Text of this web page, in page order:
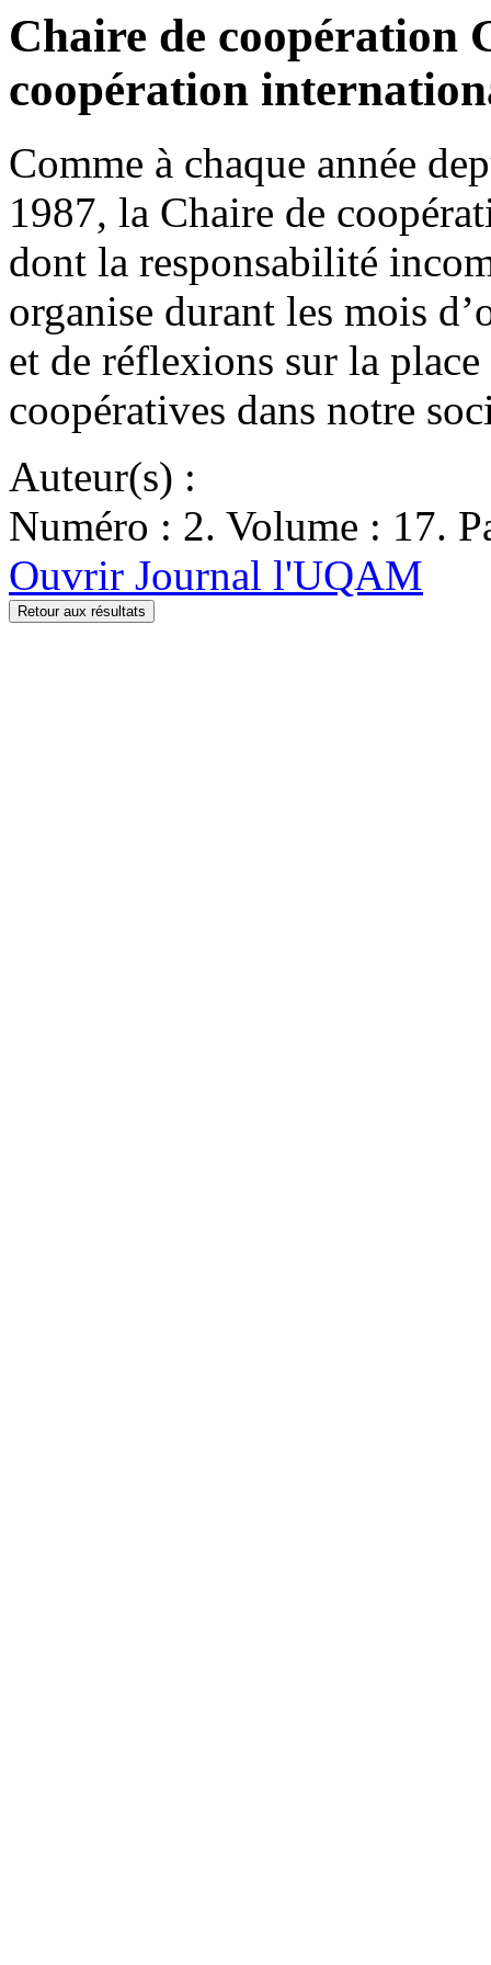
Chaire de coopération
coopération
Comme à chaque année
1987, la Chaire de
dont la responsabilité
organise durant les mois
et de réflexions sur la
coopératives dans notre
Auteur(s) :
Numéro : 2. Volume : 17.
Ouvrir Journal l'UQAM
Retour aux résultats